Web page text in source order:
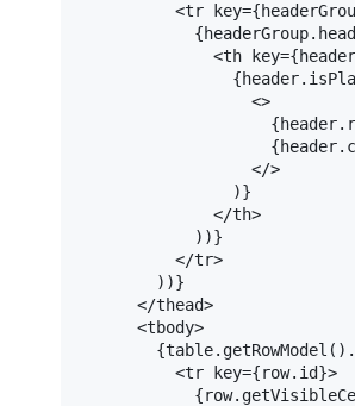
<tr key=
<th key=
<>
</>
                )}
</th>
            ))}
</tr>
        ))}
</thead>
<tbody>
<tr key={row.id}>